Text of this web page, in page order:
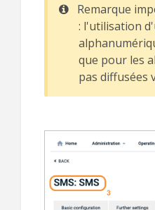
Remarque
: l'utilisation
que pour les
pas diffusées